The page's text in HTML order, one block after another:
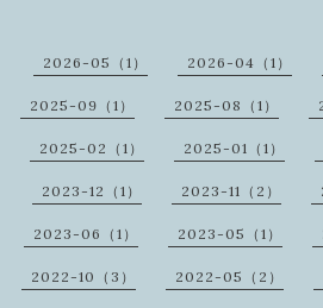
2026-05（1） 2026-04（1）
2025-09（1） 2025-08（1）
2025-02（1） 2025-01（1）
2023-12（1） 2023-11（2）
2023-06（1） 2023-05（1）
2022-10（3） 2022-05（2）